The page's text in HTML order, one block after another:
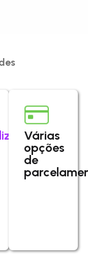
Várias
opções
de